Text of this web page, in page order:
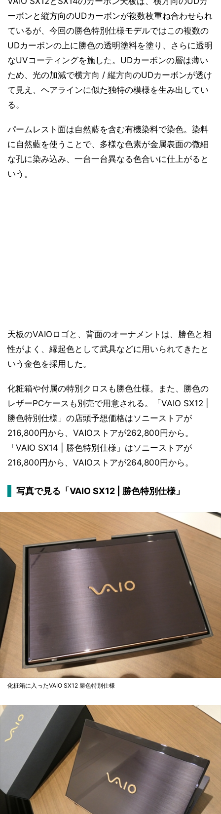
ーボンと縦方向のUDカーボンが複数枚重ね合わせられ
ているが、今回の勝色特別仕様モデルではこの複数の
UDカーボンの上に勝色の透明塗料を塗り、さらに透明
なUVコーティングを施した。UDカーボンの層は薄い
ため、光の加減で横方向 / 縦方向のUDカーボンが透け
て見え、ヘアラインに似た独特の模様を生み出してい
る。
パームレスト面は自然藍を含む有機染料で染色。染料
に自然藍を使うことで、多様な色素が金属表面の微細
な孔に染み込み、一台一台異なる色合いに仕上がると
いう。
天板のVAIOロゴと、背面のオーナメントは、勝色と相
性がよく、縁起色として武具などに用いられてきたと
いう金色を採用した。
化粧箱や付属の特別クロスも勝色仕様。また、勝色の
レザーPCケースも別売で用意される。「VAIO SX12 |
勝色特別仕様」の店頭予想価格はソニーストアが
216,800円から、VAIOストアが262,800円から。
「VAIO SX14 | 勝色特別仕様」はソニーストアが
216,800円から、VAIOストアが264,800円から。
写真で見る「VAIO SX12 | 勝色特別仕様」
化粧箱に入ったVAIO SX12 勝色特別仕様